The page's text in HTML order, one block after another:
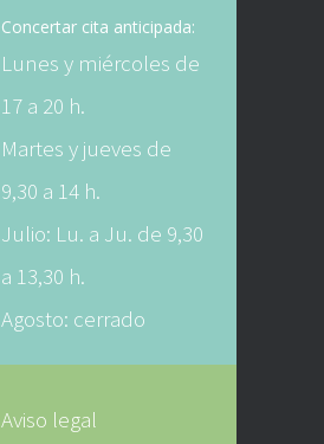
Concertar cita anticipada:
Lunes y miércoles de
17 a 20 h.
Martes y jueves de
9,30 a 14 h.
Julio: Lu. a Ju. de 9,30
a 13,30 h.
Agosto: cerrado
Aviso legal